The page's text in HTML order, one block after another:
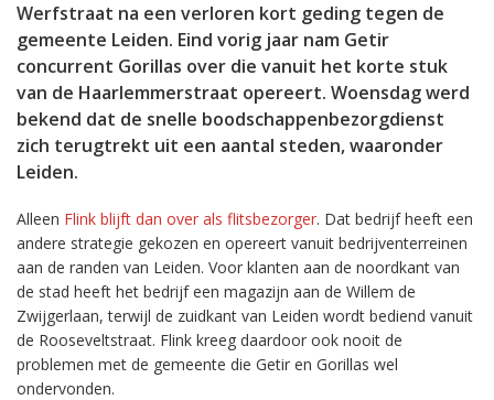
Werfstraat na een verloren kort geding tegen de
gemeente Leiden. Eind vorig jaar nam Getir
concurrent Gorillas over die vanuit het korte stuk
van de Haarlemmerstraat opereert. Woensdag werd
bekend dat de snelle boodschappenbezorgdienst
zich terugtrekt uit een aantal steden, waaronder
Leiden.
Alleen Flink blijft dan over als flitsbezorger. Dat bedrijf heeft een
andere strategie gekozen en opereert vanuit bedrijventerreinen
aan de randen van Leiden. Voor klanten aan de noordkant van
de stad heeft het bedrijf een magazijn aan de Willem de
Zwijgerlaan, terwijl de zuidkant van Leiden wordt bediend vanuit
de Rooseveltstraat. Flink kreeg daardoor ook nooit de
problemen met de gemeente die Getir en Gorillas wel
ondervonden.